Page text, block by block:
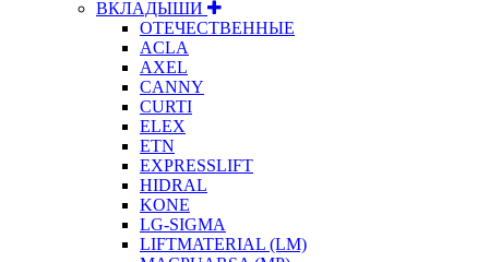
ВКЛАДЫШИ
ОТЕЧЕСТВЕННЫЕ
ACLA
AXEL
CANNY
CURTI
ELEX
ETN
EXPRESSLIFT
HIDRAL
KONE
LG-SIGMA
LIFTMATERIAL (LM)